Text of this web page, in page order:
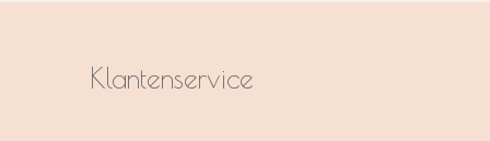
Klantenservice